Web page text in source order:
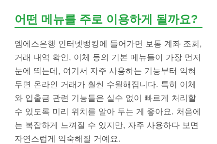
어떤 메뉴를 주로 이용하게 될까요?
엠에스은행 인터넷뱅킹에 들어가면 보통 계좌 조회,
거래 내역 확인, 이체 등의 기본 메뉴들이 가장 먼저
눈에 띄는데, 여기서 자주 사용하는 기능부터 익혀
두면 온라인 거래가 훨씬 수월해집니다. 특히 이체
와 입출금 관련 기능들은 실수 없이 빠르게 처리할
수 있도록 미리 위치를 알아 두는 게 좋아요. 처음에
는 복잡하게 느껴질 수 있지만, 자주 사용하다 보면
자연스럽게 익숙해질 거예요.